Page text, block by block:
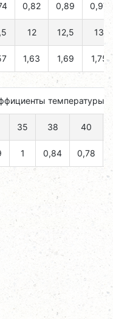
0,82 0,89 0,97
12 12,5 13
1,63 1,69 1,75
температуры
35 38 40
1 0,84 0,78